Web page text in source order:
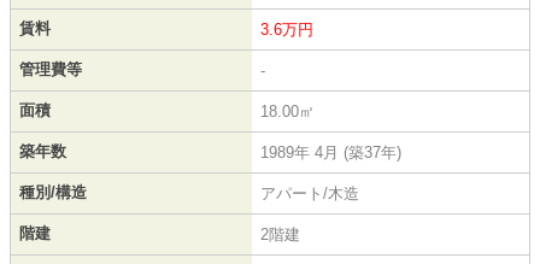
賃料 3.6万円
管理費等 -
面積 18.00㎡
築年数 1989年 4月 (築37年)
種別/構造 アパート/木造
階建 2階建